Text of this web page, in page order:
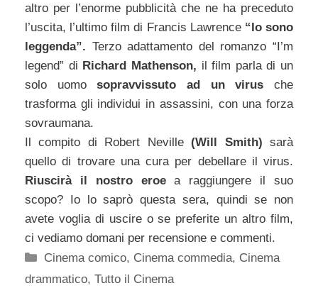
altro per l’enorme pubblicità che ne ha preceduto
l’uscita, l’ultimo film di Francis Lawrence “Io sono
leggenda”. Terzo adattamento del romanzo “I’m
legend” di Richard Mathenson, il film parla di un
solo uomosopravvissuto ad un virusche
trasforma gli individui in assassini, con una forza
sovraumana.
Il compito di Robert Neville(Will Smith) sarà
quello di trovare una cura per debellare il virus.
Riuscirà il nostro eroea raggiungere il suo
scopo? Io lo saprò questa sera, quindi se non
avete voglia di uscire o se preferite un altro film,
ci vediamo domani per recensione e commenti.
Categorie
Cinema comico, Cinema commedia, Cinema
drammatico, Tutto il Cinema